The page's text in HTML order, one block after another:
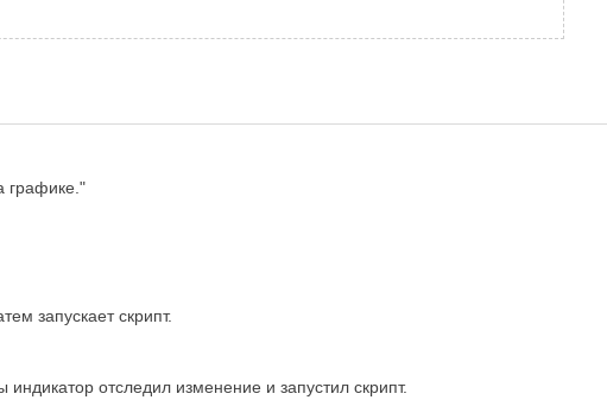
графике."
запускает скрипт.
отследил изменение и запустил скрипт.